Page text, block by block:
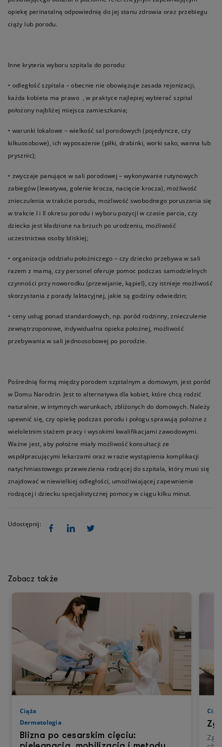
opiekę perinatalną odpowiednią do jej stanu zdrowia oraz przebiegu
ciąży lub porodu.
Inne kryteria wyboru szpitala do porodu:
• odległość szpitala – obecnie nie obowiązuje zasada rejonizacji,
każda kobieta ma prawo , w praktyce najlepiej wybierać szpital
położony najbliżej miejsca zamieszkania;
• warunki lokalowe – wielkość sal porodowych (pojedyncze, czy
kilkuosobowe), ich wyposażenie (piłki, drabinki, worki sako, wanna lub
prysznic);
• zwyczaje panujące w sali porodowej – wykonywanie rutynowych
zabiegów (lewatywa, golenie krocza, nacięcie krocza), możliwość
znieczulenia w trakcie porodu, możliwość swobodnego poruszania się
w trakcie I i II okresu porodu i wyboru pozycji w czasie parcia, czy
dziecko jest kładzione na brzuch po urodzeniu, możliwość
uczestnictwa osoby bliskiej;
• organizacja oddziału położniczego – czy dziecko przebywa w sali
razem z mamą, czy personel oferuje pomoc podczas samodzielnych
czynności przy noworodku (przewijanie, kąpiel), czy istnieje możliwość
skorzystania z porady laktacyjnej, jakie są godziny odwiedzin;
• ceny usług ponad standardowych, np. poród rodzinny, znieczulenie
zewnątrzoponowe, indywidualna opieka położnej, możliwość
przebywania w sali jednoosobowej po porodzie.
Pośrednią formą między porodem szpitalnym a domowym, jest poród
w Domu Narodzin. Jest to alternatywa dla kobiet, które chcą rodzić
naturalnie, w intymnych warunkach, zbliżonych do domowych. Należy
upewnić się, czy opiekę podczas porodu i połogu sprawują położne z
wieloletnim stażem pracy i wysokimi kwalifikacjami zawodowymi.
Ważne jest, aby położne miały możliwość konsultacji ze
współpracującymi lekarzami oraz w razie wystąpienia komplikacji
natychmiastowego przewiezienia rodzącej do szpitala, który musi się
znajdować w niewielkiej odległości, umożliwiającej zapewnienie
rodzącej i dziecku specjalistycznej pomocy w ciągu kilku minut.
Udostępnij:
Zobacz także
Ciąża
Dermatologia
Blizna po cesarskim cięciu: